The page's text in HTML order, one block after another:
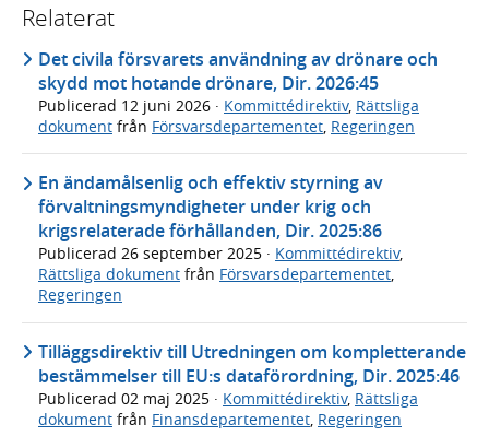
Relaterat
Det civila försvarets användning av drönare och
skydd mot hotande drönare, Dir. 2026:45
Publicerad 12 juni 2026 · Kommittédirektiv, Rättsliga
dokument från Försvarsdepartementet Regeringen
En ändamålsenlig och effektiv styrning av
förvaltningsmyndigheter under krig och
krigsrelaterade förhållanden, Dir. 2025:86
Publicerad 26 september 2025 · Kommittédirektiv,
Rättsliga dokument från Försvarsdepartementet,
Regeringen
Tilläggsdirektiv till Utredningen om kompletterande
bestämmelser till EU:s dataförordning, Dir. 2025:46
Publicerad 02 maj 2025 · Kommittédirektiv, Rättsliga
dokument från Finansdepartementet, Regeringen